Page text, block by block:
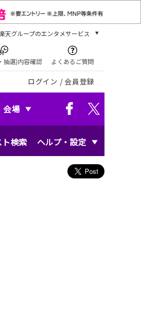
天グループのエンタメサービス
本/ゲーム/CD/DVD
楽天ブックス
電子書籍
楽天Kobo
音楽配信
抽選)内容確認 よくあるご質問
ログイン / 会員登録
会場
ト検索 ヘルプ・設定